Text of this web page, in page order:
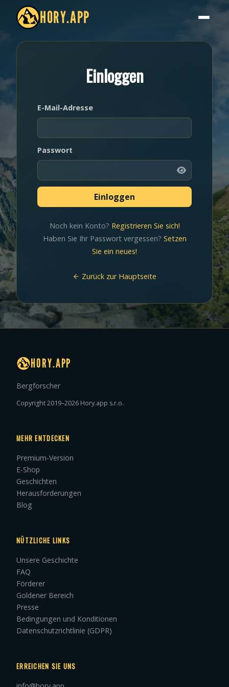
HORY.APP
Einloggen
E-Mail-Adresse
Passwort
Noch kein Konto? Registrieren Sie sich!
Haben Sie Ihr Passwort vergessen? Setzen
Sie ein neues!
Zurück zur Hauptseite
HORY.APP
Bergforscher
Copyright 2019–2026 Hory.app s.r.o.
MEHR ENTDECKEN
Premium-Version
E-Shop
Geschichten
Herausforderungen
Blog
NÜTZLICHE LINKS
Unsere Geschichte
FAQ
Förderer
Goldener Bereich
Presse
Bedingungen und Konditionen
Datenschutzrichtlinie (GDPR)
ERREICHEN SIE UNS